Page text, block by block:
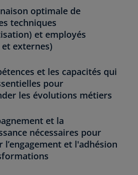
optimale de
techniques
et employés
externes)
et les capacités qui
pour
les évolutions métiers
et la
nécessaires pour
l’engagement et l'adhésion